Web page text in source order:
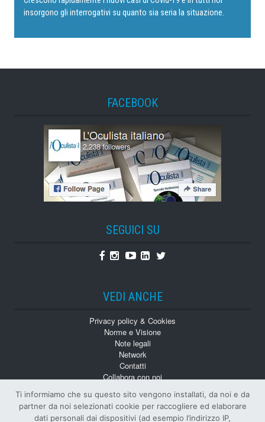
insorgono gli interrogativi su quanto sia seria la situazione.
FACEBOOK
SEGUICI SU
Facebook
Instagram
YoutubeLinkedin
Twitter
VEDI ANCHE
Privacy policy & Cookies
Norme e Visione
Note legali
Network
Contatti
Collabora con noi
Numeri Arretrati
Ti informiamo che su questo sito vengono installati, da noi e da
partner da noi selezionati cookie per raccogliere ed elaborare
dati personali dai dispositivi (ad esempio l’indirizzo IP,